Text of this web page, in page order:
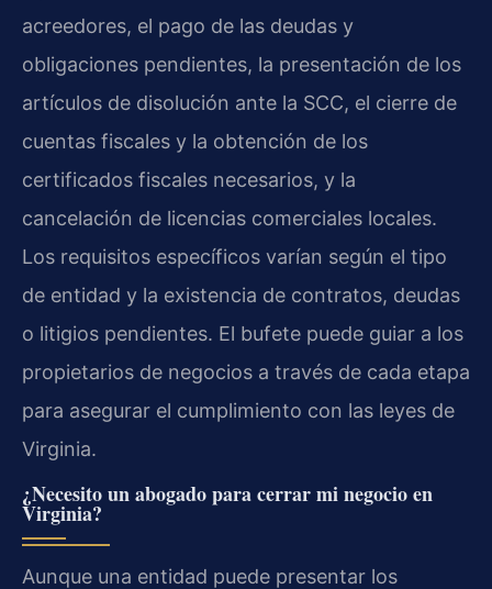
acreedores, el pago de las deudas y
obligaciones pendientes, la presentación de los
artículos de disolución ante la SCC, el cierre de
cuentas fiscales y la obtención de los
certificados fiscales necesarios, y la
cancelación de licencias comerciales locales.
Los requisitos específicos varían según el tipo
de entidad y la existencia de contratos, deudas
o litigios pendientes. El bufete puede guiar a los
propietarios de negocios a través de cada etapa
para asegurar el cumplimiento con las leyes de
Virginia.
¿Necesito un abogado para cerrar mi negocio en
Virginia?
Aunque una entidad puede presentar los